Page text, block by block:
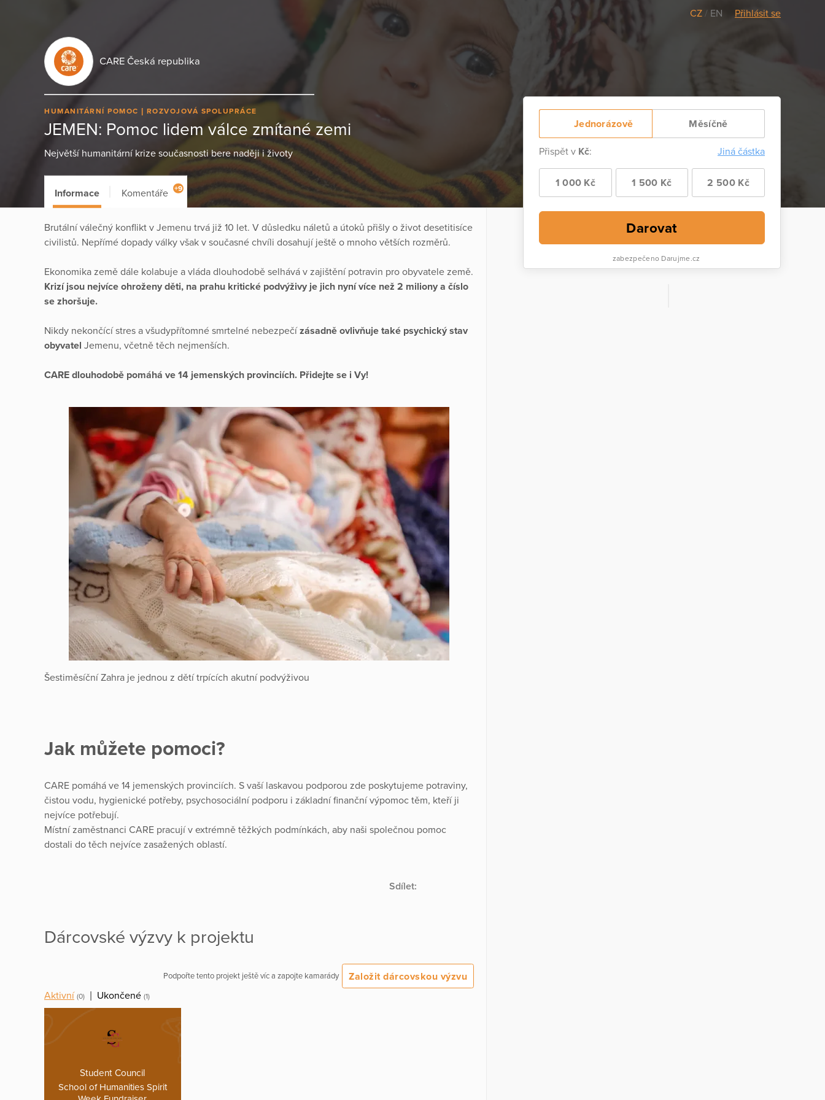
CZ / EN Přihlásit se
CARE Česká republika
HUMANITÁRNÍ POMOC ROZVOJOVÁ SPOLUPRÁCE
JEMEN: Pomoc lidem válce zmítané zemi
Největší humanitární krize současnosti bere naději i životy
Jednorázově Měsíčně
Přispět v Kč: Jiná částka
1 000 Kč 1 500 Kč 2 500 Kč
Darovat
zabezpečeno Darujme.cz
Informace Komentáře +9
Brutální válečný konflikt v Jemenu trvá již 10 let. V důsledku náletů a útoků přišly o život desetitisíce
civilistů. Nepřímé dopady války však v současné chvíli dosahují ještě o mnoho větších rozměrů.
Ekonomika země dále kolabuje a vláda dlouhodobě selhává v zajištění potravin pro obyvatele země.
Krizí jsou nejvíce ohroženy děti, na prahu kritické podvýživy je jich nyní více než 2 miliony a číslo
se zhoršuje.
Nikdy nekončící stres a všudypřítomné smrtelné nebezpečízásadně ovlivňuje také psychický stav
obyvatel Jemenu, včetně těch nejmenších.
CARE dlouhodobě pomáhá ve 14 jemenských provinciích. Přidejte se i Vy!
Šestiměsíční Zahra je jednou z dětí trpících akutní podvýživou
Jak můžete pomoci?
CARE pomáhá ve 14 jemenských provinciích. S vaší laskavou podporou zde poskytujeme potraviny,
čistou vodu, hygienické potřeby, psychosociální podporu i základní finanční výpomoc těm, kteří ji
nejvíce potřebují.
Místní zaměstnanci CARE pracují v extrémně těžkých podmínkách, aby naši společnou pomoc
dostali do těch nejvíce zasažených oblastí.
Sdílet:
Dárcovské výzvy k projektu
Podpořte tento projekt ještě víc a zapojte kamarády
Založit dárcovskou výzvu
Aktivní (0) Ukončené (1)
Student Council
School of Humanities Spirit